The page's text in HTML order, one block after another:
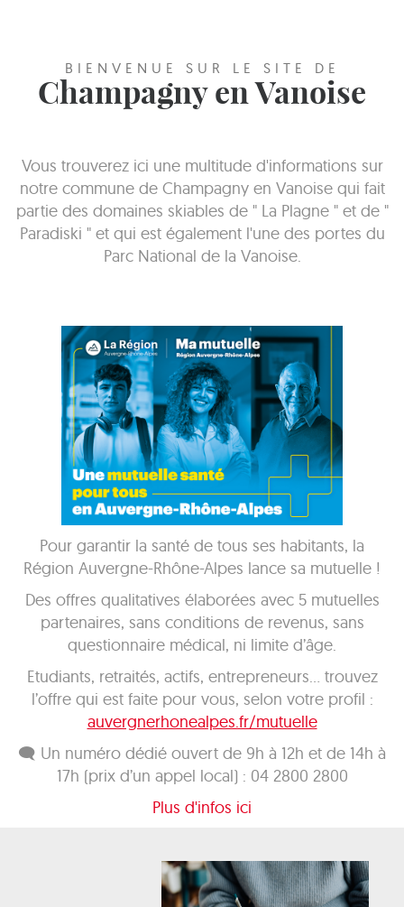
BIENVENUE SUR LE SITE DE
Champagny en Vanoise
Vous trouverez ici une multitude d'informations sur
notre commune de Champagny en Vanoise qui fait
partie des domaines skiables de " La Plagne " et de "
Paradiski " et qui est également l'une des portes du
Parc National de la Vanoise.
Pour garantir la santé de tous ses habitants, la
Région Auvergne-Rhône-Alpes lance sa mutuelle !
Des offres qualitatives élaborées avec 5 mutuelles
partenaires, sans conditions de revenus, sans
questionnaire médical, ni limite d’âge.
Etudiants, retraités, actifs, entrepreneurs… trouvez
l’offre qui est faite pour vous, selon votre profil :
auvergnerhonealpes.fr/mutuelle
🗨 Un numéro dédié ouvert de 9h à 12h et de 14h à
17h (prix d’un appel local) : 04 2800 2800
Plus d'infos ici